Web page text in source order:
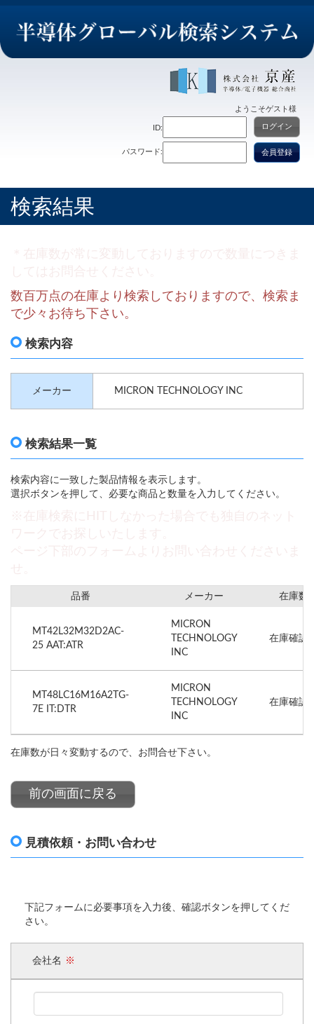
ようこそゲスト様
ID:
パスワード:
ログイン
会員登録
検索結果
数百万点の在庫より検索しておりますので、検索ま
で少々お待ち下さい。
検索内容
メーカー MICRON TECHNOLOGY INC
検索結果一覧
検索内容に一致した製品情報を表示します。
選択ボタンを押して、必要な商品と数量を入力してください。
品番 メーカー 在庫数
MT42L32M32D2AC-
25 AAT:ATR
MICRON
TECHNOLOGY
INC
在庫確認
MT48LC16M16A2TG-
7E IT:DTR
MICRON
TECHNOLOGY
INC
在庫確認
在庫数が日々変動するので、お問合せ下さい。
前の画面に戻る
見積依頼・お問い合わせ
下記フォームに必要事項を入力後、確認ボタンを押してくだ
さい。
会社名